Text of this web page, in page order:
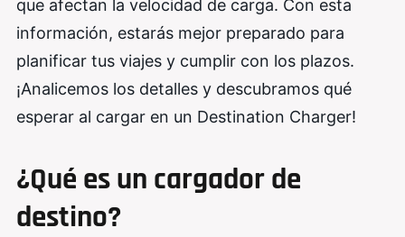
que afectan la velocidad de carga. Con esta
información, estarás mejor preparado para
planificar tus viajes y cumplir con los plazos.
¡Analicemos los detalles y descubramos qué
esperar al cargar en un Destination Charger!
¿Qué es un cargador de
destino?